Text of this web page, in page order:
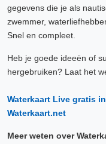
gegevens die je als
zwemmer,
Snel en compleet.
Heb je goede ideeën of
hergebruiken? Laat het
Waterkaart Live gratis
Waterkaart.net
Meer weten over